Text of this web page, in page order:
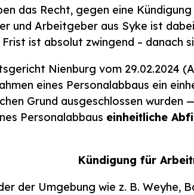
das Recht, gegen eine
und Arbeitgeber aus Syke ist
Frist ist absolut zwingend – danach
Nienburg vom 29.02.2024
eines Personalabbaus ein
Grund ausgeschlossen
Personalabbaus einheitliche
der Umgebung wie z. B. Weyhe,